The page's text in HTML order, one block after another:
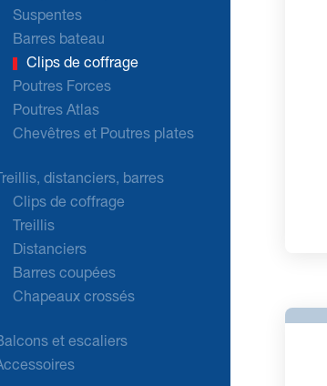
Suspentes
Barres bateau
Clips de coffrage
Poutres Forces
Poutres Atlas
Chevêtres et Poutres plates
Treillis, distanciers, barres
Clips de coffrage
Treillis
Distanciers
Barres coupées
Chapeaux crossés
et escaliers